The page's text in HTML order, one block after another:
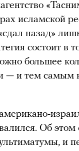
исламской
назад»
состоит в
большее
— и тем самым
Об этом
и